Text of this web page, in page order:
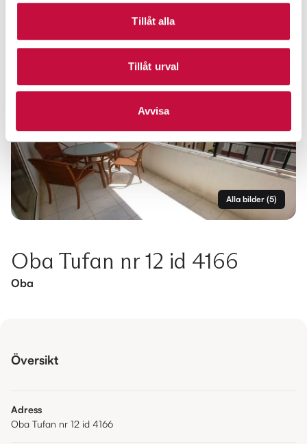
Tillåt alla
Tillåt urval
Avvisa
Alla bilder (5)
Oba Tufan nr 12 id 4166
Oba
Översikt
Adress
Oba Tufan nr 12 id 4166